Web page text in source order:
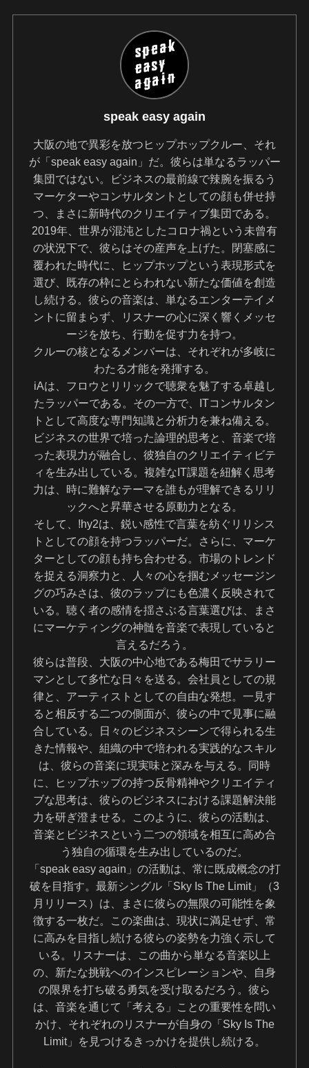
speak easy again
大阪の地で異彩を放つヒップホップクルー、それ
が「speak easy again」だ。彼らは単なるラッパー
集団ではない。ビジネスの最前線で辣腕を振るう
マーケターやコンサルタントとしての顔も併せ持
つ、まさに新時代のクリエイティブ集団である。
2019年、世界が混沌としたコロナ禍という未曾有
の状況下で、彼らはその産声を上げた。閉塞感に
覆われた時代に、ヒップホップという表現形式を
選び、既存の枠にとらわれない新たな価値を創造
し続ける。彼らの音楽は、単なるエンターテイメ
ントに留まらず、リスナーの心に深く響くメッセ
ージを放ち、行動を促す力を持つ。
クルーの核となるメンバーは、それぞれが多岐に
わたる才能を発揮する。
iAは、フロウとリリックで聴衆を魅了する卓越し
たラッパーである。その一方で、ITコンサルタン
トとして高度な専門知識と分析力を兼ね備える。
ビジネスの世界で培った論理的思考と、音楽で培
った表現力が融合し、彼独自のクリエイティビテ
ィを生み出している。複雑なIT課題を紐解く思考
力は、時に難解なテーマを誰もが理解できるリリ
ックへと昇華させる原動力となる。
そして、!hy2は、鋭い感性で言葉を紡ぐリリシス
トとしての顔を持つラッパーだ。さらに、マーケ
ターとしての顔も持ち合わせる。市場のトレンド
を捉える洞察力と、人々の心を掴むメッセージン
グの巧みさは、彼のラップにも色濃く反映されて
いる。聴く者の感情を揺さぶる言葉選びは、まさ
にマーケティングの神髄を音楽で表現していると
言えるだろう。
彼らは普段、大阪の中心地である梅田でサラリー
マンとして多忙な日々を送る。会社員としての規
律と、アーティストとしての自由な発想。一見す
ると相反する二つの側面が、彼らの中で見事に融
合している。日々のビジネスシーンで得られる生
きた情報や、組織の中で培われる実践的なスキル
は、彼らの音楽に現実味と深みを与える。同時
に、ヒップホップの持つ反骨精神やクリエイティ
ブな思考は、彼らのビジネスにおける課題解決能
力を研ぎ澄ませる。このように、彼らの活動は、
音楽とビジネスという二つの領域を相互に高め合
う独自の循環を生み出しているのだ。
「speak easy again」の活動は、常に既成概念の打
破を目指す。最新シングル「Sky Is The Limit」（3
月リリース）は、まさに彼らの無限の可能性を象
徴する一枚だ。この楽曲は、現状に満足せず、常
に高みを目指し続ける彼らの姿勢を力強く示して
いる。リスナーは、この曲から単なる音楽以上
の、新たな挑戦へのインスピレーションや、自身
の限界を打ち破る勇気を受け取るだろう。彼ら
は、音楽を通じて「考える」ことの重要性を問い
かけ、それぞれのリスナーが自身の「Sky Is The
Limit」を見つけるきっかけを提供し続ける。